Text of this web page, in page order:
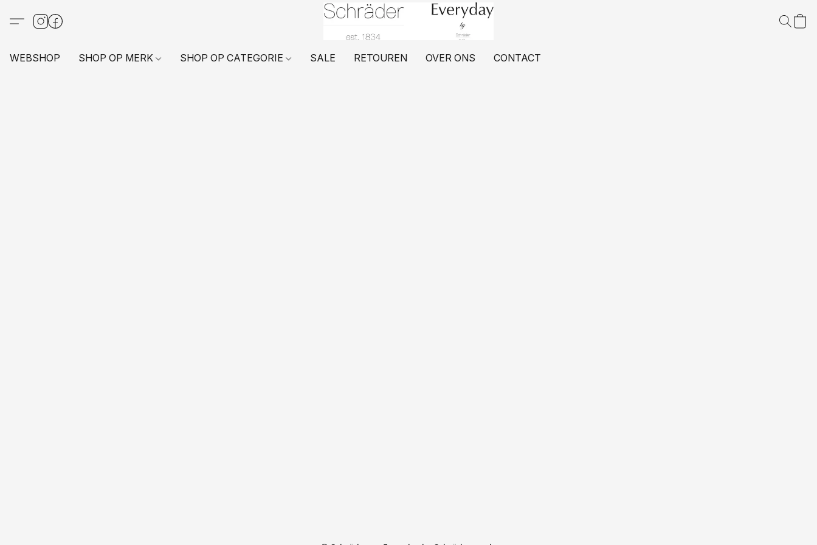
WEBSHOP SHOP OP MERK SHOP OP CATEGORIE SALE RETOUREN OVER ONS CONTACT